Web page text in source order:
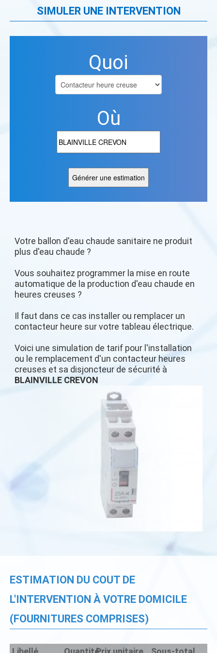
SIMULER UNE INTERVENTION
Quoi
Où
Votre ballon d'eau chaude sanitaire ne produit
plus d'eau chaude ?
Vous souhaitez programmer la mise en route
automatique de la production d'eau chaude en
heures creuses ?
Il faut dans ce cas installer ou remplacer un
contacteur heure sur votre tableau électrique.
Voici une simulation de tarif pour l'installation
ou le remplacement d'un contacteur heures
creuses et sa disjoncteur de sécurité à
BLAINVILLE CREVON
ESTIMATION DU COUT DE
L'INTERVENTION À VOTRE DOMICILE
(FOURNITURES COMPRISES)